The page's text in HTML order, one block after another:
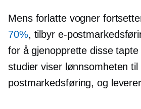
Mens forlatte vogner
70%, tilbyr e-
for å gjenopprette disse
studier viser lønnsomheten til
postmarkedsføring, og